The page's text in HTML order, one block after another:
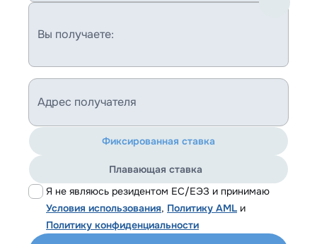
Вы получаете:
Адрес получателя
Я не являюсь резидентом ЕС/ЕЭЗ и принимаю
Условия использования, Политику AML и
Политику конфиденциальности
Фиксированная ставка
Плавающая ставка